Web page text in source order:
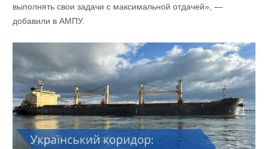
выполнять свои задачи с максимальной отдачей», —
добавили в АМПУ.